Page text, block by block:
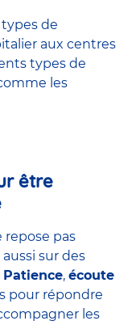
types de
aux centres
types de
les
être
repose pas
sur des
Patience, écoute
pour répondre
les